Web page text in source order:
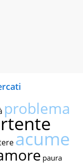
problema
acume
paura